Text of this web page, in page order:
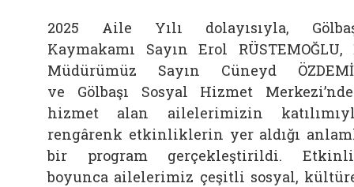
2025 Aile Yılı dolayısıyla,
Kaymakamı Sayın Erol RÜSTEMOĞLU,
Müdürümüz Sayın Cüneyd
ve Gölbaşı Sosyal Hizmet
hizmet alan ailelerimizin
rengârenk etkinliklerin yer aldığı
bir program gerçekleştirildi.
boyunca ailelerimiz çeşitli sosyal,